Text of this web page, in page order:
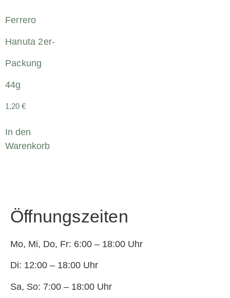
Ferrero
Hanuta 2er-
Packung
44g
1,20 €
In den
Warenkorb
Öffnungszeiten
Mo, Mi, Do, Fr: 6:00 – 18:00 Uhr
Di: 12:00 – 18:00 Uhr
Sa, So: 7:00 – 18:00 Uhr